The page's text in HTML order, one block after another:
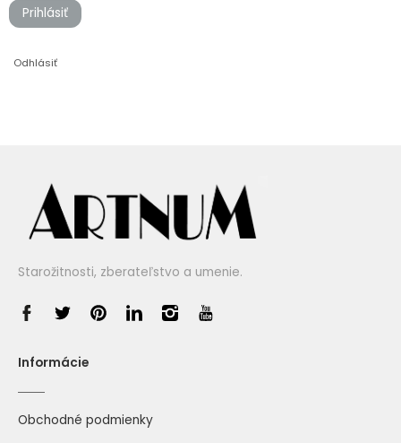
Prihlásiť
Odhlásiť
Starožitnosti, zberateľstvo a umenie.
Informácie
Obchodné podmienky